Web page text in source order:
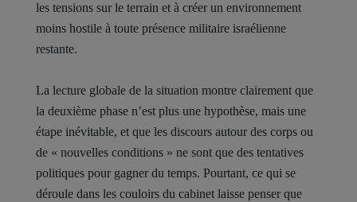
les tensions sur le terrain et à créer un environnement
moins hostile à toute présence militaire israélienne
restante.
La lecture globale de la situation montre clairement que
la deuxième phase n’est plus une hypothèse, mais une
étape inévitable, et que les discours autour des corps ou
de « nouvelles conditions » ne sont que des tentatives
politiques pour gagner du temps. Pourtant, ce qui se
déroule dans les couloirs du cabinet laisse penser que